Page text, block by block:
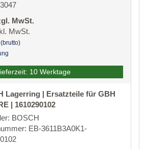
MwSt.
MwSt.
10 Werktage
Lagerring | Ersatzteile für GBH
| 1610290102
BOSCH
EB-3611B3A0K1-